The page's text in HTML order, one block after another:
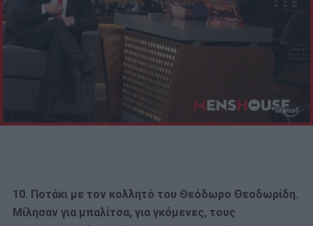
10. Ποτάκι με τον κολλητό του Θεόδωρο Θεοδωρίδη.
Μίλησαν για μπαλίτσα, για γκόμενες, τους